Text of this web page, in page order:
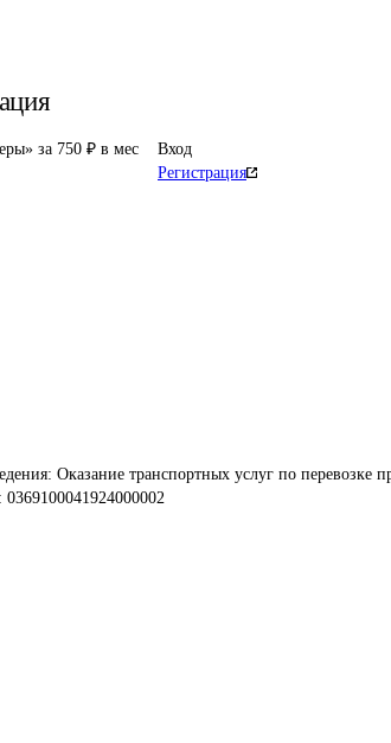
за 750 ₽ в мес
Вход
Регистрация
Оказание транспортных услуг по перевозке
0369100041924000002